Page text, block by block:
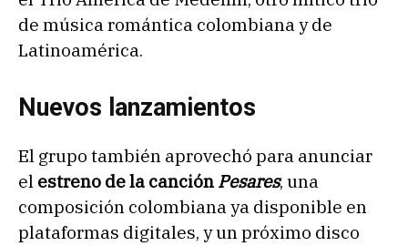
de música romántica colombiana y de
Latinoamérica.
Nuevos lanzamientos
El grupo también aprovechó para anunciar
el estreno de la canción Pesares, una
composición colombiana ya disponible en
plataformas digitales, y un próximo disco